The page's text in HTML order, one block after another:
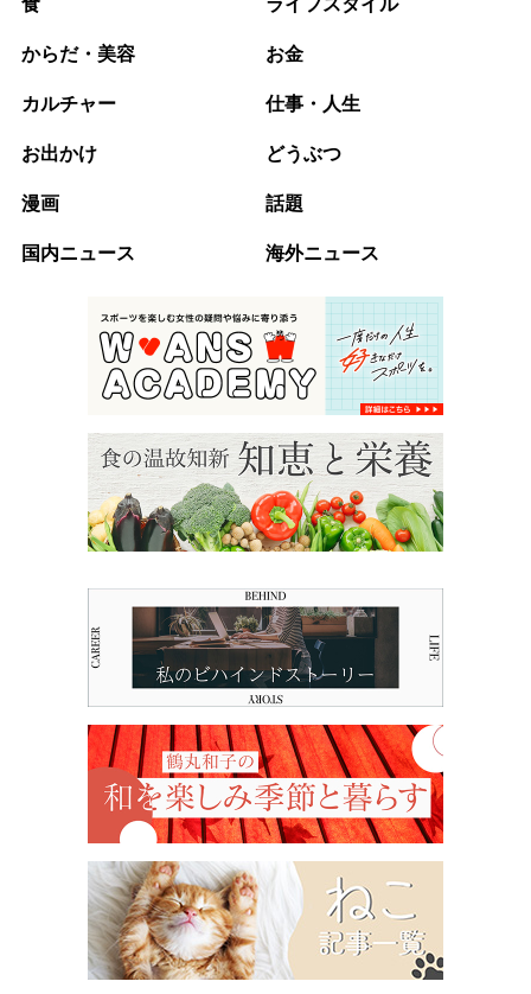
食 ライフスタイル
からだ・美容 お金
カルチャー 仕事・人生
お出かけ どうぶつ
漫画 話題
国内ニュース 海外ニュース